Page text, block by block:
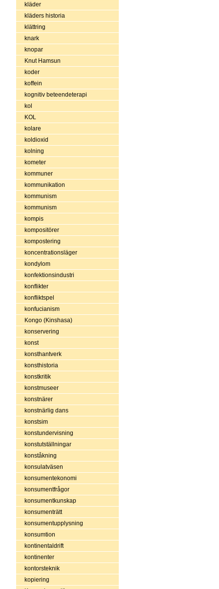
kläder
kläders historia
klättring
knark
knopar
Knut Hamsun
koder
koffein
kognitiv beteendeterapi
kol
KOL
kolare
koldioxid
kolning
kometer
kommuner
kommunikation
kommunism
kommunism
kompis
kompositörer
kompostering
koncentrationsläger
kondylom
konfektionsindustri
konflikter
konfliktspel
konfucianism
Kongo (Kinshasa)
konservering
konst
konsthantverk
konsthistoria
konstkritik
konstmuseer
konstnärer
konstnärlig dans
konstsim
konstundervisning
konstutställningar
konståkning
konsulatväsen
konsumentekonomi
konsumentfrågor
konsumentkunskap
konsumenträtt
konsumentupplysning
konsumtion
kontinentaldrift
kontinenter
kontorsteknik
kopiering